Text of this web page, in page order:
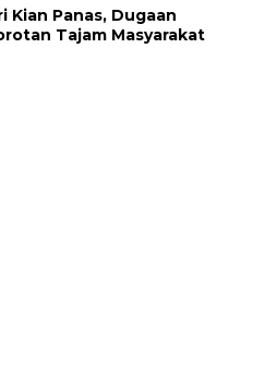
Kian Panas, Dugaan
Tajam Masyarakat